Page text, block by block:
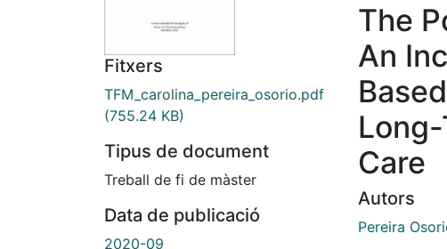
Fitxers
TFM_carolina_pereira_osorio.pdf
(755.24 KB)
Tipus de document
Treball de fi de màster
Data de publicació
2020-09
The
An
Care
Autors
Pereira